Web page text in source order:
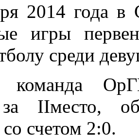
2014 года
игры
среди
команда
IIместо,
со счетом 2:0.